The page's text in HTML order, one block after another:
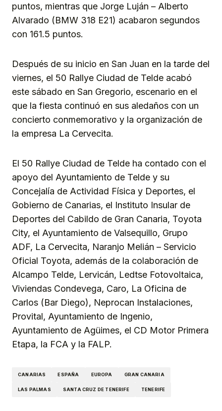
puntos, mientras que Jorge Luján – Alberto
Alvarado (BMW 318 E21) acabaron segundos
con 161.5 puntos.
Después de su inicio en San Juan en la tarde del
viernes, el 50 Rallye Ciudad de Telde acabó
este sábado en San Gregorio, escenario en el
que la fiesta continuó en sus aledaños con un
concierto conmemorativo y la organización de
la empresa La Cervecita.
El 50 Rallye Ciudad de Telde ha contado con el
apoyo del Ayuntamiento de Telde y su
Concejalía de Actividad Física y Deportes, el
Gobierno de Canarias, el Instituto Insular de
Deportes del Cabildo de Gran Canaria, Toyota
City, el Ayuntamiento de Valsequillo, Grupo
ADF, La Cervecita, Naranjo Melián – Servicio
Oficial Toyota, además de la colaboración de
Alcampo Telde, Lervicán, Ledtse Fotovoltaica,
Viviendas Condevega, Caro, La Oficina de
Carlos (Bar Diego), Neprocan Instalaciones,
Provital, Ayuntamiento de Ingenio,
Ayuntamiento de Agüimes, el CD Motor Primera
Etapa, la FCA y la FALP.
CANARIAS ESPAÑA EUROPA GRAN CANARIA
LAS PALMAS SANTA CRUZ DE TENERIFE TENERIFE